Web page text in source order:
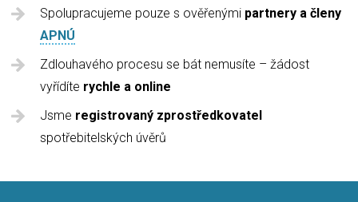
Spolupracujeme pouze s ověřenými partnery a členy
APNÚ
Zdlouhavého procesu se bát nemusíte – žádost
vyřídíte rychle a online
Jsme registrovaný zprostředkovatel
spotřebitelských úvěrů